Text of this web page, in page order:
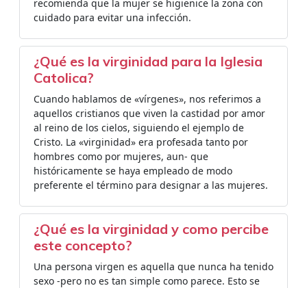
recomienda que la mujer se higienice la zona con
cuidado para evitar una infección.
¿Qué es la virginidad para la Iglesia
Catolica?
Cuando hablamos de «vírgenes», nos referimos a
aquellos cristianos que viven la castidad por amor
al reino de los cielos, siguiendo el ejemplo de
Cristo. La «virginidad» era profesada tanto por
hombres como por mujeres, aun- que
históricamente se haya empleado de modo
preferente el término para designar a las mujeres.
¿Qué es la virginidad y como percibe
este concepto?
Una persona virgen es aquella que nunca ha tenido
sexo -pero no es tan simple como parece. Esto se